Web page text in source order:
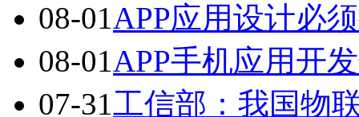
08-01APP应用设计必
08-01APP手机应用开
07-31工信部：我国物